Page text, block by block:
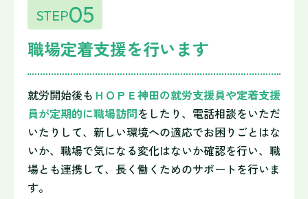
STEP05
職場定着支援を行います
就労開始後も ＨＯＰＥ神田の就労支援員や定着支援
員が定期的に職場訪問をしたり、電話相談をいただ
いたりして、新しい環境への適応でお困りごとはな
いか、職場で気になる変化はないか確認を行い、職
場とも連携して、長く働くためのサポートを行いま
す。